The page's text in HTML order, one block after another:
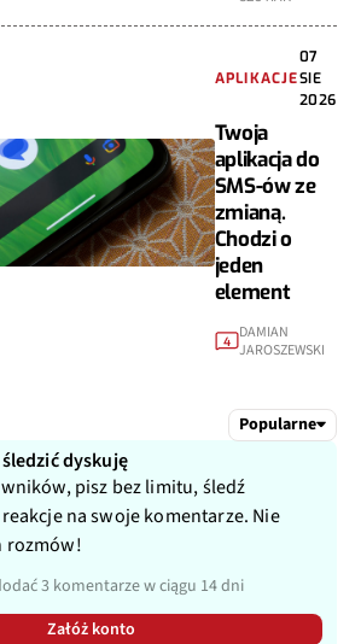
APLIKACJE
07
SIE
2026
Twoja
aplikacja do
SMS-ów ze
zmianą.
Chodzi o
jeden
element
4 DAMIAN
JAROSZEWSKI
Popularne
dyskuję
pisz bez limitu, śledź
na swoje komentarze. Nie
rozmów!
3 komentarze w ciągu 14 dni
Załóż konto